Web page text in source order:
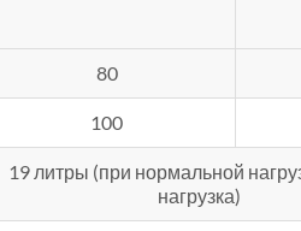
80
100
19 литры (при нормальной
нагрузка)